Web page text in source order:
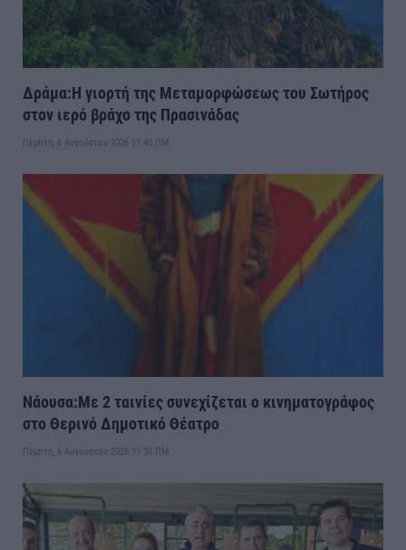
Δράμα:Η γιορτή της Μεταμορφώσεως του Σωτήρος
στον ιερό βράχο της Πρασινάδας
Πέμπτη, 6 Αυγούστου 2026 11:40 ΠΜ
Νάουσα:Με 2 ταινίες συνεχίζεται ο κινηματογράφος
στο Θερινό Δημοτικό Θέατρο
Πέμπτη, 6 Αυγούστου 2026 11:30 ΠΜ